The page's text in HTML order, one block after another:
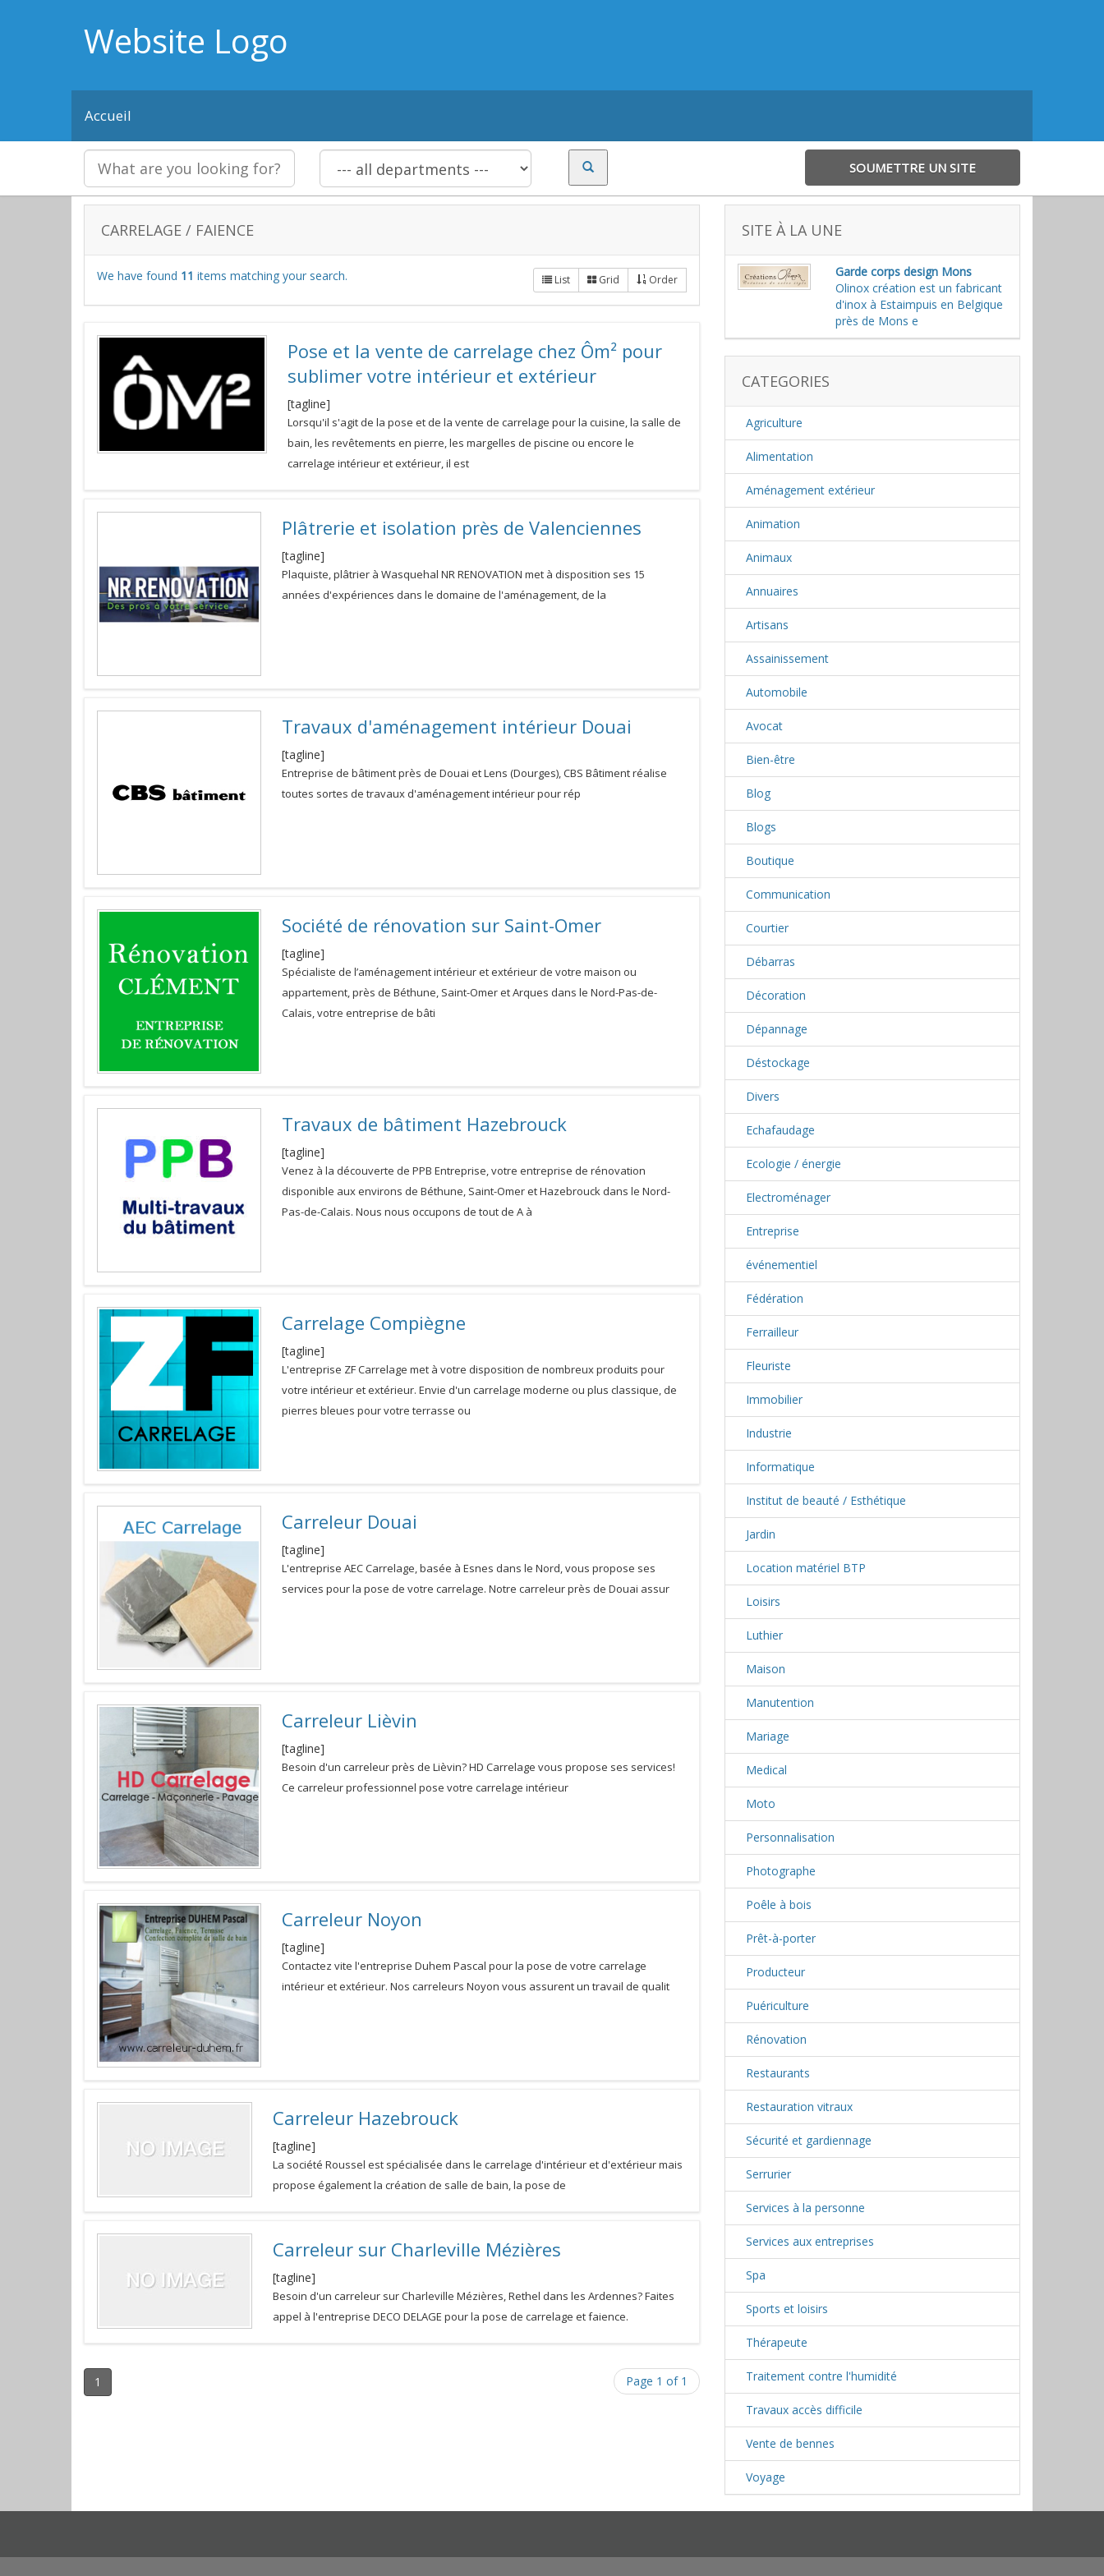
Website Logo
Accueil
SOUMETTRE UN SITE
CARRELAGE / FAIENCE
List Grid Order
We have found 11 items matching your search.
Pose et la vente de carrelage chez Ôm² pour
sublimer votre intérieur et extérieur
[tagline]
Lorsqu'il s'agit de la pose et de la vente de carrelage pour la cuisine, la salle de
bain, les revêtements en pierre, les margelles de piscine ou encore le
carrelage intérieur et extérieur, il est
Plâtrerie et isolation près de Valenciennes
[tagline]
Plaquiste, plâtrier à Wasquehal NR RENOVATION met à disposition ses 15
années d'expériences dans le domaine de l'aménagement, de la
Travaux d'aménagement intérieur Douai
[tagline]
Entreprise de bâtiment près de Douai et Lens (Dourges), CBS Bâtiment réalise
toutes sortes de travaux d'aménagement intérieur pour rép
Société de rénovation sur Saint-Omer
[tagline]
Spécialiste de l’aménagement intérieur et extérieur de votre maison ou
appartement, près de Béthune, Saint-Omer et Arques dans le Nord-Pas-de-
Calais, votre entreprise de bâti
Travaux de bâtiment Hazebrouck
[tagline]
Venez à la découverte de PPB Entreprise, votre entreprise de rénovation
disponible aux environs de Béthune, Saint-Omer et Hazebrouck dans le Nord-
Pas-de-Calais. Nous nous occupons de tout de A à
Carrelage Compiègne
[tagline]
L'entreprise ZF Carrelage met à votre disposition de nombreux produits pour
votre intérieur et extérieur. Envie d'un carrelage moderne ou plus classique, de
pierres bleues pour votre terrasse ou
Carreleur Douai
[tagline]
L'entreprise AEC Carrelage, basée à Esnes dans le Nord, vous propose ses
services pour la pose de votre carrelage. Notre carreleur près de Douai assur
Carreleur Lièvin
[tagline]
Besoin d'un carreleur près de Lièvin? HD Carrelage vous propose ses services!
Ce carreleur professionnel pose votre carrelage intérieur
Carreleur Noyon
[tagline]
Contactez vite l'entreprise Duhem Pascal pour la pose de votre carrelage
intérieur et extérieur. Nos carreleurs Noyon vous assurent un travail de qualit
Carreleur Hazebrouck
[tagline]
La société Roussel est spécialisée dans le carrelage d'intérieur et d'extérieur mais
propose également la création de salle de bain, la pose de
Carreleur sur Charleville Mézières
[tagline]
Besoin d'un carreleur sur Charleville Mézières, Rethel dans les Ardennes? Faites
appel à l'entreprise DECO DELAGE pour la pose de carrelage et faience.
1 Page 1 of 1
SITE À LA UNE
Garde corps design Mons
Olinox création est un fabricant
d'inox à Estaimpuis en Belgique
près de Mons e
CATEGORIES
Agriculture
Alimentation
Aménagement extérieur
Animation
Animaux
Annuaires
Artisans
Assainissement
Automobile
Avocat
Bien-être
Blog
Blogs
Boutique
Communication
Courtier
Débarras
Décoration
Dépannage
Déstockage
Divers
Echafaudage
Ecologie / énergie
Electroménager
Entreprise
événementiel
Fédération
Ferrailleur
Fleuriste
Immobilier
Industrie
Informatique
Institut de beauté / Esthétique
Jardin
Location matériel BTP
Loisirs
Luthier
Maison
Manutention
Mariage
Medical
Moto
Personnalisation
Photographe
Poêle à bois
Prêt-à-porter
Producteur
Puériculture
Rénovation
Restaurants
Restauration vitraux
Sécurité et gardiennage
Serrurier
Services à la personne
Services aux entreprises
Spa
Sports et loisirs
Thérapeute
Traitement contre l'humidité
Travaux accès difficile
Vente de bennes
Voyage